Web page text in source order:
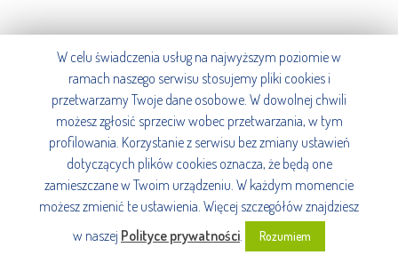
W celu świadczenia usług na najwyższym poziomie w
ramach naszego serwisu stosujemy pliki cookies i
przetwarzamy Twoje dane osobowe. W dowolnej chwili
możesz zgłosić sprzeciw wobec przetwarzania, w tym
profilowania. Korzystanie z serwisu bez zmiany ustawień
dotyczących plików cookies oznacza, że będą one
zamieszczane w Twoim urządzeniu. W każdym momencie
możesz zmienić te ustawienia. Więcej szczegółów znajdziesz
w naszej Polityce prywatności. Rozumiem